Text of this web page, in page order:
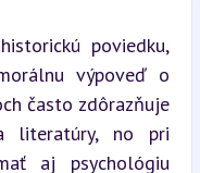
poviedku,
výpoveď o
často zdôrazňuje
literatúry, no pri
aj psychológiu